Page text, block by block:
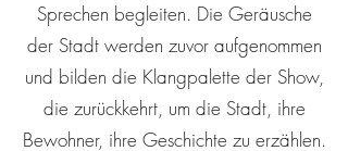
Sprechen begleiten. Die Geräusche
der Stadt werden zuvor aufgenommen
und bilden die Klangpalette der Show,
die zurückkehrt, um die Stadt, ihre
Bewohner, ihre Geschichte zu erzählen.